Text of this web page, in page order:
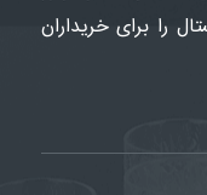
را برای خریداران